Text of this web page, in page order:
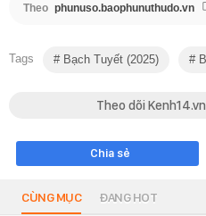
Theo phunuso.baophunuthudo.vn
Tags Bạch Tuyết (2025)
Theo dõi
Chia sẻ
CÙNG MỤC ĐANG HOT